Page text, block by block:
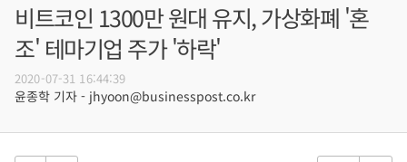
비트코인 1300만 원대 유지, 가상화폐 '혼
조' 테마기업 주가 '하락'
2020-07-31 16:44:39
윤종학 기자 - jhyoon@businesspost.co.kr